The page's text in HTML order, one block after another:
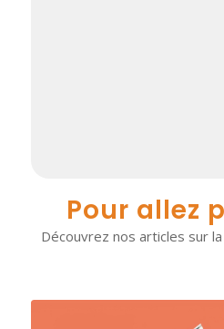
Pour allez
Découvrez nos articles sur